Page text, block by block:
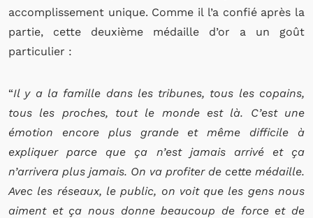
accomplissement unique. Comme il l’a confié après la
partie, cette deuxième médaille d’or a un goût
particulier :
“Il y a la famille dans les tribunes, tous les copains,
tous les proches, tout le monde est là. C’est une
émotion encore plus grande et même difficile à
expliquer parce que ça n’est jamais arrivé et ça
n’arrivera plus jamais. On va profiter de cette médaille.
Avec les réseaux, le public, on voit que les gens nous
aiment et ça nous donne beaucoup de force et de